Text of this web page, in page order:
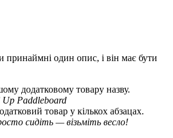
принаймні один опис, і він має бути
додатковому товару назву.
Up Paddleboard
товар у кількох абзацах.
сидіть — візьміть весло!